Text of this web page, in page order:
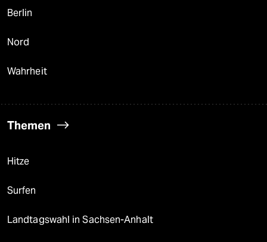
Berlin
Nord
Wahrheit
Themen
Hitze
Surfen
Landtagswahl in Sachsen-Anhalt